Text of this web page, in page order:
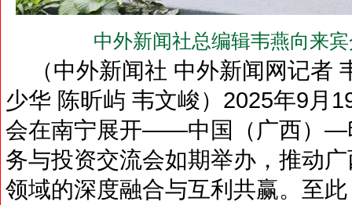
中外新闻社总编辑韦燕向来
（中外新闻社 中外新闻网记者
少华 陈昕屿 韦文峻）2025年9月
会在南宁展开——中国（广西）—
务与投资交流会如期举办，推动
领域的深度融合与互利共赢。至